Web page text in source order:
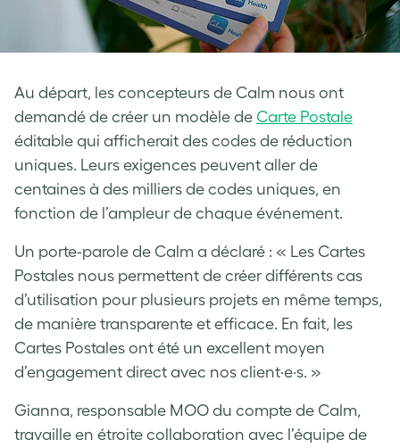
Au départ, les concepteurs de Calm nous ont
demandé de créer un modèle de Carte Postale
éditable qui afficherait des codes de réduction
uniques. Leurs exigences peuvent aller de
centaines à des milliers de codes uniques, en
fonction de l’ampleur de chaque événement.
Un porte-parole de Calm a déclaré : « Les Cartes
Postales nous permettent de créer différents cas
d’utilisation pour plusieurs projets en même temps,
de manière transparente et efficace. En fait, les
Cartes Postales ont été un excellent moyen
d’engagement direct avec nos client·e·s. »
Gianna, responsable MOO du compte de Calm,
travaille en étroite collaboration avec l’équipe de